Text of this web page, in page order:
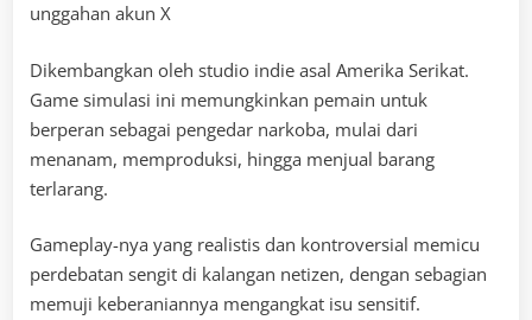
unggahan akun X
Dikembangkan oleh studio indie asal Amerika Serikat.
Game simulasi ini memungkinkan pemain untuk
berperan sebagai pengedar narkoba, mulai dari
menanam, memproduksi, hingga menjual barang
terlarang.
Gameplay-nya yang realistis dan kontroversial memicu
perdebatan sengit di kalangan netizen, dengan sebagian
memuji keberaniannya mengangkat isu sensitif.